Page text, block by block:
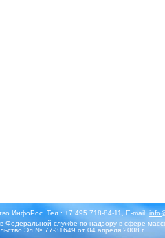
ИнфоРос. Тел.: +7 495 718-84-11, E-mail:
службе по надзору в сфере
Эл № 77-31649 от 04 апреля 2008 г.